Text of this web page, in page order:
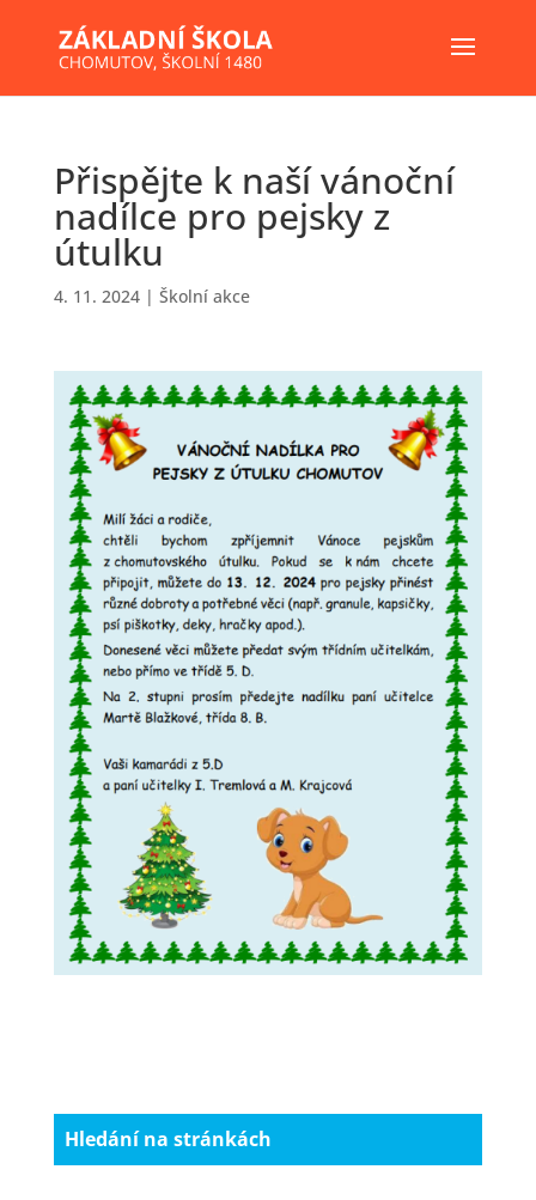
Přispějte k naší vánoční
nadílce pro pejsky z
útulku
4. 11. 2024| Školní akce
Hledání na stránkách